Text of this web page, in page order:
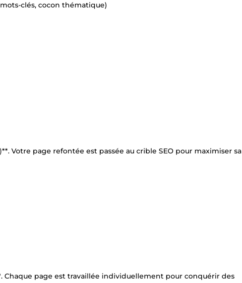
clés, cocon thématique)
Votre page refontée est passée au crible SEO pour maximiser sa
Chaque page est travaillée individuellement pour conquérir des